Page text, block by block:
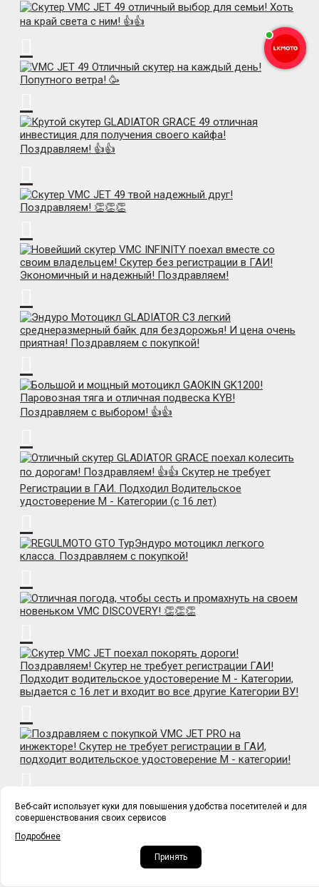
Веб-сайт использует куки для повышения удобства посетителей и для
совершенствования своих сервисов
Подробнее
Принять